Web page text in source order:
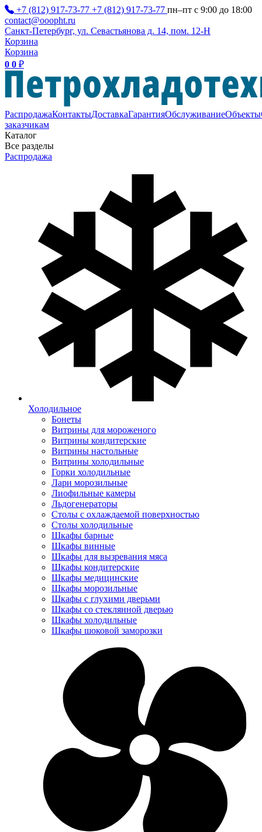
+7 (812) 917-73-77 +7 (812) 917-73-77 пн–пт с 9:00 до 18:00
contact@ooopht.ru
Санкт-Петербург, ул. Севастьянова д. 14, пом. 12-Н
Корзина
Корзина
0 0 ₽
РаспродажаКонтактыДоставкаГарантияОбслуживаниеОбъекты
заказчикам
Каталог
Все разделы
Распродажа
Холодильное
Бонеты
Витрины для мороженого
Витрины кондитерские
Витрины настольные
Витрины холодильные
Горки холодильные
Лари морозильные
Лиофильные камеры
Льдогенераторы
Столы с охлаждаемой поверхностью
Столы холодильные
Шкафы барные
Шкафы винные
Шкафы для вызревания мяса
Шкафы кондитерские
Шкафы медицинские
Шкафы морозильные
Шкафы с глухими дверьми
Шкафы со стеклянной дверью
Шкафы холодильные
Шкафы шоковой заморозки